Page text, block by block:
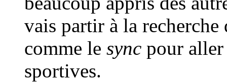
vais partir à la
comme le sync pour aller
sportives.